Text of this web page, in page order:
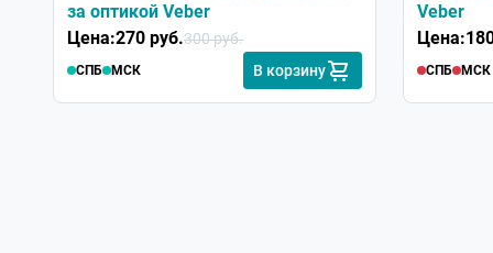
за оптикой Veber
Цена:270 руб.300 руб.
СПБ МСК В корзину
Veber
Цена:
СПБ МСК